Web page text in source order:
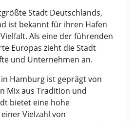
Stadt Deutschlands,
ist bekannt für ihren Hafen
Als eine der führenden
Europas zieht die Stadt
und Unternehmen an.
Hamburg ist geprägt von
Mix aus Tradition und
bietet eine hohe
Vielzahl von